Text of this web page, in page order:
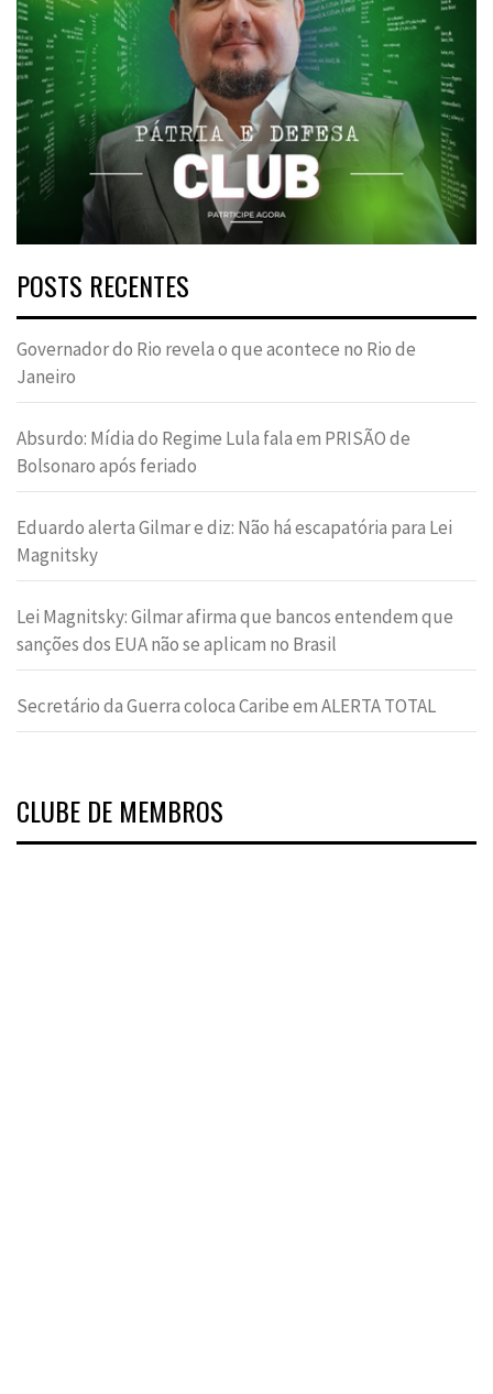
POSTS RECENTES
Governador do Rio revela o que acontece no Rio de
Janeiro
Absurdo: Mídia do Regime Lula fala em PRISÃO de
Bolsonaro após feriado
Eduardo alerta Gilmar e diz: Não há escapatória para Lei
Magnitsky
Lei Magnitsky: Gilmar afirma que bancos entendem que
sanções dos EUA não se aplicam no Brasil
Secretário da Guerra coloca Caribe em ALERTA TOTAL
CLUBE DE MEMBROS